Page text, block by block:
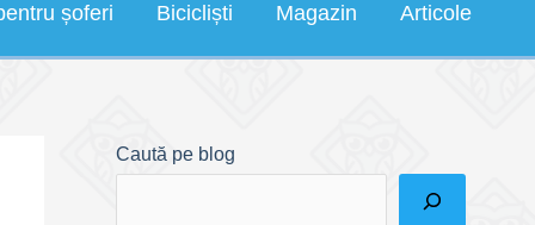
șoferi Bicicliști Magazin Articole
Caută pe blog